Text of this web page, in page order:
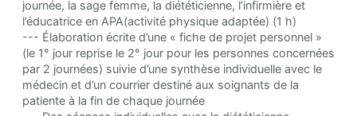
journée, la sage femme, la diététicienne, l’infirmière et
l’éducatrice en APA(activité physique adaptée) (1 h)
--- Élaboration écrite d’une « fiche de projet personnel »
(le 1° jour reprise le 2° jour pour les personnes concernées
par 2 journées) suivie d’une synthèse individuelle avec le
médecin et d’un courrier destiné aux soignants de la
patiente à la fin de chaque journée